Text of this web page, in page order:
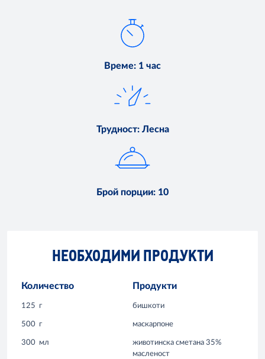
Време: 1 час
Трудност: Лесна
Брой порции: 10
НЕОБХОДИМИ ПРОДУКТИ
Количество Продукти
125 г бишкоти
500 г маскарпоне
300 мл
животинска сметана 35%
масленост